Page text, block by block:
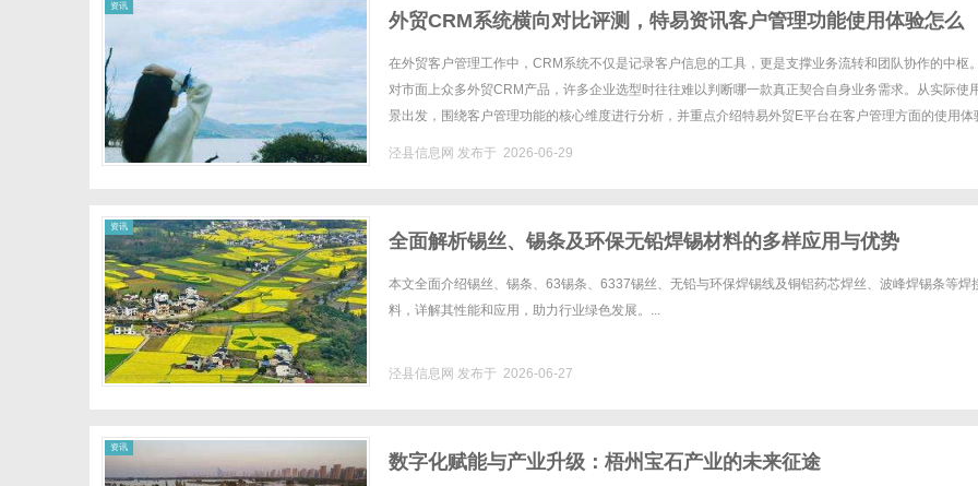
资讯
外贸CRM系统横向对比评测，特易资讯客户管理功能使用体验怎么
样？
在外贸客户管理工作中，CRM系统不仅是记录客户信息的工具，更是支撑业务流转和团队协作的中枢
对市面上众多外贸CRM产品，许多企业选型时往往难以判断哪一款真正契合自身业务需求。从实际使
景出发，围绕客户管理功能的核心维度进行分析，并重点介绍特易外贸E平台在客户管理方面的使用体
泾县信息网 发布于 2026-06-29
资讯
全面解析锡丝、锡条及环保无铅焊锡材料的多样应用与优势
本文全面介绍锡丝、锡条、63锡条、6337锡丝、无铅与环保焊锡线及铜铝药芯焊丝、波峰焊锡条等焊
料，详解其性能和应用，助力行业绿色发展。...
泾县信息网 发布于 2026-06-27
资讯
数字化赋能与产业升级：梧州宝石产业的未来征途